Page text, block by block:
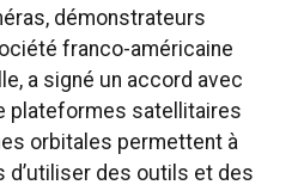
démonstrateurs
franco-américaine
a signé un accord avec
plateformes satellitaires
orbitales permettent à
des outils et des